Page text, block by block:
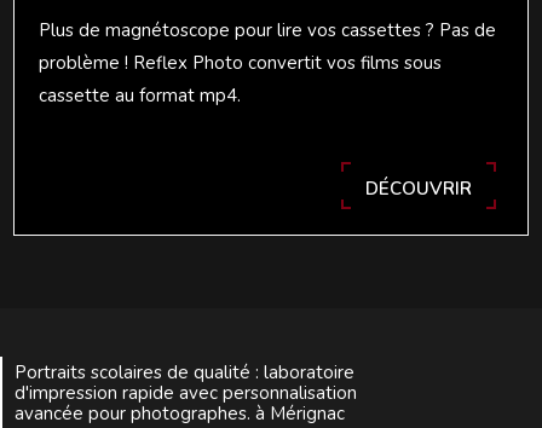
Plus de magnétoscope pour lire vos cassettes ? Pas de
problème ! Reflex Photo convertit vos films sous
cassette au format mp4.
DÉCOUVRIR
Portraits scolaires de qualité : laboratoire
d'impression rapide avec personnalisation
avancée pour photographes. à Mérignac